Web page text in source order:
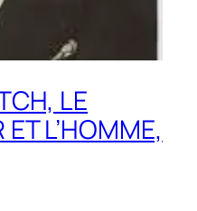
LE
L’HOMME,